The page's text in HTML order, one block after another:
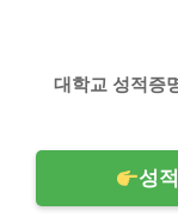
대학교 성적증
성